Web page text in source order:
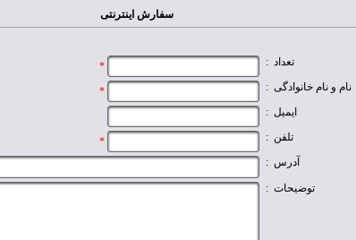
سفارش اینترنتی
* : تعداد
* : نام و نام خانوادگی
: ایمیل
* : تلفن
: آدرس
: توضیحات